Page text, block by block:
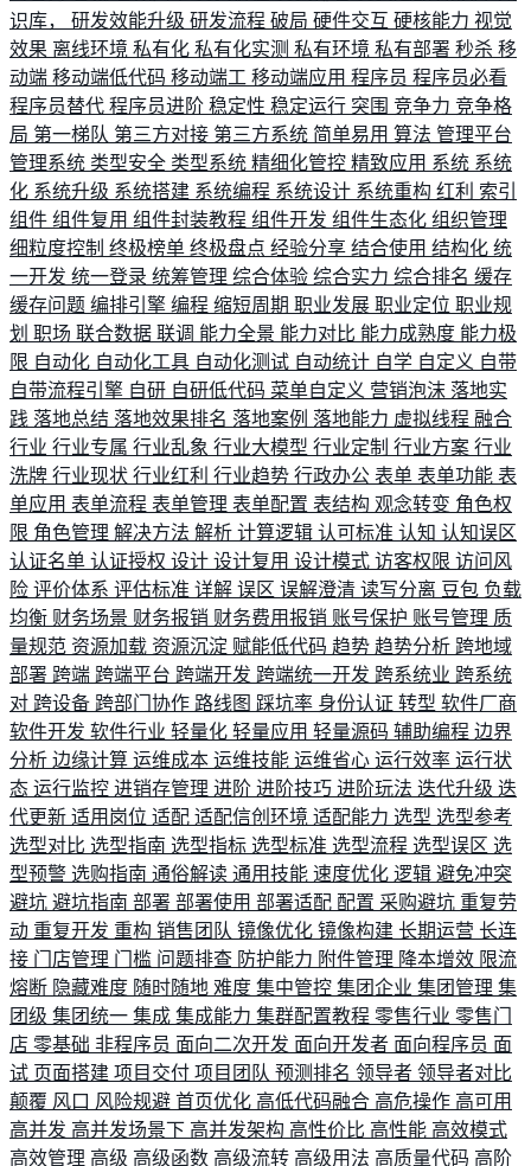
识库， 研发效能升级 研发流程 破局 硬件交互 硬核能力 视觉
效果 离线环境 私有化 私有化实测 私有环境 私有部署 秒杀 移
动端 移动端低代码 移动端工 移动端应用 程序员 程序员必看
程序员替代 程序员进阶 稳定性 稳定运行 突围 竞争力 竞争格
局 第一梯队 第三方对接 第三方系统 简单易用 算法 管理平台
管理系统 类型安全 类型系统 精细化管控 精致应用 系统 系统
化 系统升级 系统搭建 系统编程 系统设计 系统重构 红利 索引
组件 组件复用 组件封装教程 组件开发 组件生态化 组织管理
细粒度控制 终极榜单 终极盘点 经验分享 结合使用 结构化 统
一开发 统一登录 统筹管理 综合体验 综合实力 综合排名 缓存
缓存问题 编排引擎 编程 缩短周期 职业发展 职业定位 职业规
划 职场 联合数据 联调 能力全景 能力对比 能力成熟度 能力极
限 自动化 自动化工具 自动化测试 自动统计 自学 自定义 自带
自带流程引擎 自研 自研低代码 菜单自定义 营销泡沫 落地实
践 落地总结 落地效果排名 落地案例 落地能力 虚拟线程 融合
行业 行业专属 行业乱象 行业大模型 行业定制 行业方案 行业
洗牌 行业现状 行业红利 行业趋势 行政办公 表单 表单功能 表
单应用 表单流程 表单管理 表单配置 表结构 观念转变 角色权
限 角色管理 解决方法 解析 计算逻辑 认可标准 认知 认知误区
认证名单 认证授权 设计 设计复用 设计模式 访客权限 访问风
险 评价体系 评估标准 详解 误区 误解澄清 读写分离 豆包 负载
均衡 财务场景 财务报销 财务费用报销 账号保护 账号管理 质
量规范 资源加载 资源沉淀 赋能低代码 趋势 趋势分析 跨地域
部署 跨端 跨端平台 跨端开发 跨端统一开发 跨系统业 跨系统
对 跨设备 跨部门协作 路线图 踩坑率 身份认证 转型 软件厂商
软件开发 软件行业 轻量化 轻量应用 轻量源码 辅助编程 边界
分析 边缘计算 运维成本 运维技能 运维省心 运行效率 运行状
态 运行监控 进销存管理 进阶 进阶技巧 进阶玩法 迭代升级 迭
代更新 适用岗位 适配 适配信创环境 适配能力 选型 选型参考
选型对比 选型指南 选型指标 选型标准 选型流程 选型误区 选
型预警 选购指南 通俗解读 通用技能 速度优化 逻辑 避免冲突
避坑 避坑指南 部署 部署使用 部署适配 配置 采购避坑 重复劳
动 重复开发 重构 销售团队 镜像优化 镜像构建 长期运营 长连
接 门店管理 门槛 问题排查 防护能力 附件管理 降本增效 限流
熔断 隐藏难度 随时随地 难度 集中管控 集团企业 集团管理 集
团级 集团统一 集成 集成能力 集群配置教程 零售行业 零售门
店 零基础 非程序员 面向二次开发 面向开发者 面向程序员 面
试 页面搭建 项目交付 项目团队 预测排名 领导者 领导者对比
颠覆 风口 风险规避 首页优化 高低代码融合 高危操作 高可用
高并发 高并发场景下 高并发架构 高性价比 高性能 高效模式
高效管理 高级 高级函数 高级流转 高级用法 高质量代码 高阶